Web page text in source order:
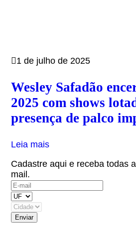
1 de julho de 2025
Wesley Safadão
2025 com shows
presença de palco
Leia mais
Cadastre aqui e receba todas
mail.